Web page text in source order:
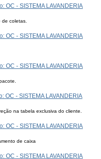
OC - SISTEMA LAVANDERIA
coletas.
OC - SISTEMA LAVANDERIA
OC - SISTEMA LAVANDERIA
OC - SISTEMA LAVANDERIA
na tabela exclusiva do cliente.
OC - SISTEMA LAVANDERIA
de caixa
OC - SISTEMA LAVANDERIA